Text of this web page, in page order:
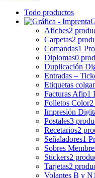
Todo productos
Afiches2
Carpetas2
Comandas1
Diplomas0
Duplicación
Entradas –
Etiquetas
Facturas Afip1
Folletos Color2
Impresión
Postales3
Recetarios2
Señaladores1
Sobres
Stickers2
Tarjetas2
Volantes B y N